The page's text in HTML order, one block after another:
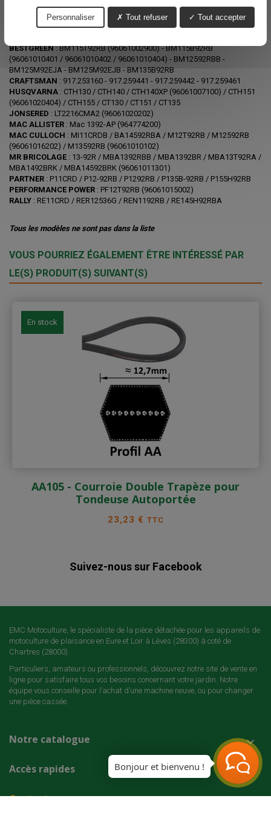
Pour Modèle :
BERNARD LOISIRS :BL1336RBA (954210019)
BL14536RBH -
BL1536RBHA (954210028) - BL16536RBHK - BL13536RB - BL1292RBA -
BESTGREEN: BM115T92RB (96061002900) - BM115B92RB
(96061010401 / 96061010402 / 96061010404) - BM12592RBB -
BM125M92EJA - BM125M92EJB - BM135B92RB
CRAFTSMAN : 917.253160 - 917.259441 - 917.259442 - 917.259461
HUSQVARNA : CTH130 / CTH140 / CTH140XP (96061007100) / CTH151
(96061020404) / CTH155 / CT130 / CT151 / CT135
JONSERED : LT2216CMA2 (96061020202)
MAC ALLISTER : Mac 1392-AP (964774200)
MAC CULLOCH : MI11CRDB / BA14592RBA / M12T92RB / M12592RB
(96061016202) / M13592RB (96061010102)
MR BRICOLAGE : 13-92R / MBA1392RBB / MBA1392BR / MBA13T92RA /
MBA1492BRK / MBA14592BRK (96061011301)
PARTNER : P11CRD / P12-92RB / P1292RB / P135B-92RB / P155H92RB
PERFORMANCE POWER : PF12T92RB (96061015002)
RALLY : RE11CRD / RER12536G / REN1192RB / RE145H92RBA
Tous les modèles ne sont pas dans la liste
VOUS POURRIEZ ÉGALEMENT ÊTRE INTÉRESSÉ PAR
LE(S) PRODUIT(S) SUIVANT(S)
En stock
AA105 - Courroie Double Trapèze pour
Tondeuse Autoportée
Prix
23,23 € TTC
Suivez-nous sur Facebook
EMC Motoculture, le spécialiste de la pièce détachée pour les appareils de
motoculture de plaisance en Eure et Loir à Lèves (28300) à coté de
Chartres (28000).
Particuliers, amateurs ou professionnels, découvrez notre site de vente en
ligne pour satisfaire tous vos besoins concernant votre jardin. Notre
équipe vous conseille pour l’achat d’une machine neuve, ou pour changer
une pièce cassée.
Notre catalogue 
Accès rapides 
Contact
Bonjour et bienvenu !
Tout accepter
Tout refuser
Personnaliser